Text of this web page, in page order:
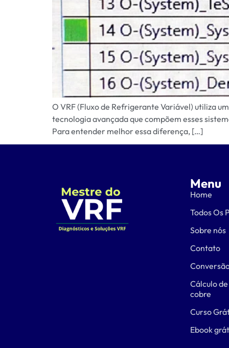
O VRF (Fluxo de Refrigerante Variável) utiliza
tecnologia avançada que compõem esses
Para entender melhor essa diferença, […]
Menu
Home
Todos Os
Sobre nós
Contato
Cálculo
cobre
Curso
Ebook